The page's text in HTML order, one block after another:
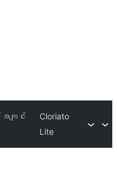
ကျင်း
Cloriato
Lite